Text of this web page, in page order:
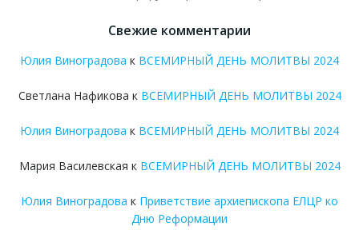
Свежие комментарии
Юлия Виноградова к ВСЕМИРНЫЙ ДЕНЬ МОЛИТВЫ 2024
Светлана Нафикова к ВСЕМИРНЫЙ ДЕНЬ МОЛИТВЫ 2024
Юлия Виноградова к ВСЕМИРНЫЙ ДЕНЬ МОЛИТВЫ 2024
Мария Василевская к ВСЕМИРНЫЙ ДЕНЬ МОЛИТВЫ 2024
Юлия Виноградова к Приветствие архиепископа ЕЛЦР ко
Дню Реформации